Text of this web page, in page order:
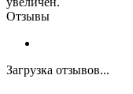
Отзывы
Загрузка отзывов...